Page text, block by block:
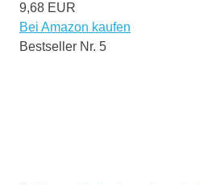
9,68 EUR
Bei Amazon kaufen
Bestseller Nr. 5